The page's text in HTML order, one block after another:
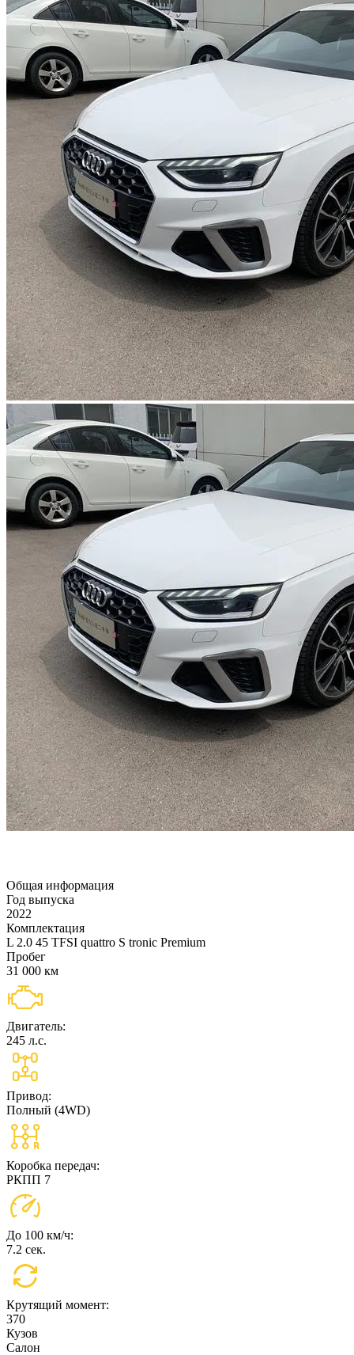
Общая информация
Год выпуска
2022
Комплектация
L 2.0 45 TFSI quattro S tronic Premium
Пробег
31 000 км
Двигатель:
245 л.с.
Привод:
Полный (4WD)
Коробка передач:
РКПП 7
До 100 км/ч:
7.2 сек.
Крутящий момент:
370
Кузов
Салон